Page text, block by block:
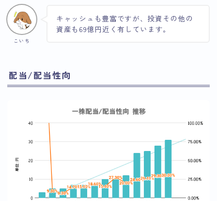
こいち
キャッシュも豊富ですが、投資その他の
資産も69億円近く有しています。
配当/配当性向